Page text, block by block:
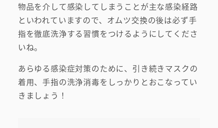
物品を介して感染してしまうことが主な感染経路
といわれていますので、オムツ交換の後は必ず手
指を徹底洗浄する習慣をつけるようにしてくださ
いね。
あらゆる感染症対策のために、引き続きマスクの
着用、手指の洗浄消毒をしっかりとおこなってい
きましょう！